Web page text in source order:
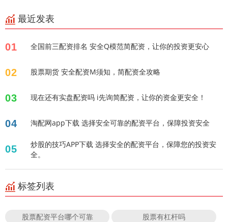
最近发表
01 全国前三配资排名 安全Q模范简配资，让你的投资更安心
02 股票期货 安全配资M须知，简配资全攻略
03 现在还有实盘配资吗 i先询简配资，让你的资金更安全！
04 淘配网app下载 选择安全可靠的配资平台，保障投资安全
05
炒股的技巧APP下载 选择安全的配资平台，保障您的投资安
全。
标签列表
股票配资平台哪个可靠 股票有杠杆吗